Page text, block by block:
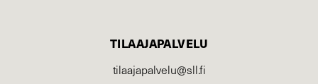
TILAAJAPALVELU
tilaajapalvelu@sll.fi